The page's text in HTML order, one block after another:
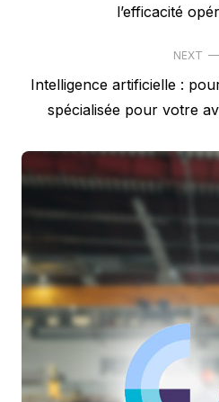
l’efficacité
NEXT
Next
post:
Intelligence artificielle :
spécialisée pour votre